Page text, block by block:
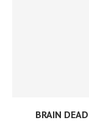
BRAIN